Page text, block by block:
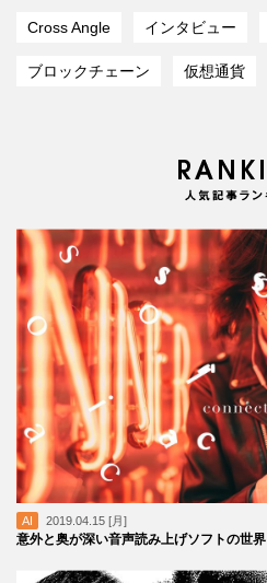
Cross Angle インタビュー
ブロックチェーン 仮想通貨
AI 2019.04.15 [月]
意外と奥が深い音声読み上げソフトの世界